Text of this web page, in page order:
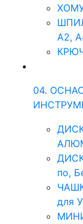
A2,
04.
по,
для